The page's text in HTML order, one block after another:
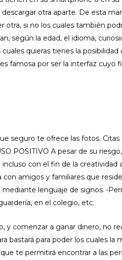
otra aparte. De esta
si no los cuales también
según la edad, el idioma,
quieras tienes la
famosa por ser la interfaz cuyo
seguro te ofrece las fotos.
POSITIVO A pesar de su
con el fin de la creatividad
amigos y familiares que
lenguaje de signos.
en el colegio, etc.
comenzar a ganar dinero, no
para poder los cuales la
te permitirá encontrar a las